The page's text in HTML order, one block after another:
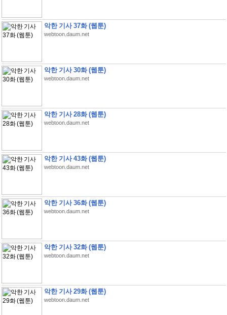
악한 기사 37화 (웹툰)
webtoon.daum.net
악한 기사 30화 (웹툰)
webtoon.daum.net
악한 기사 28화 (웹툰)
webtoon.daum.net
악한 기사 43화 (웹툰)
webtoon.daum.net
악한 기사 36화 (웹툰)
webtoon.daum.net
악한 기사 32화 (웹툰)
webtoon.daum.net
악한 기사 29화 (웹툰)
webtoon.daum.net